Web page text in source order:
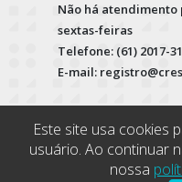
Não há atendimento
sextas-feiras
Telefone: (61) 2017-
E-mail:
Este site usa cookies
usuário. Ao continuar
nossa